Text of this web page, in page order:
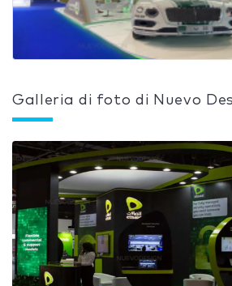
Galleria di foto di Nuevo